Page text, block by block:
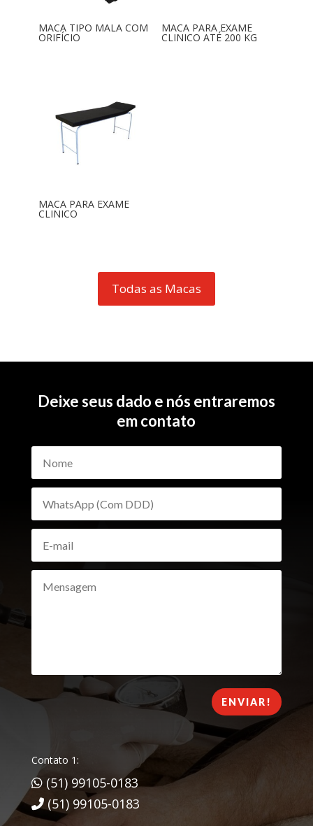
MACA TIPO MALA COM
ORIFÍCIO
MACA PARA EXAME
CLINICO ATÉ 200 KG
MACA PARA EXAME
CLINICO
Todas as Macas
Deixe seus dado e nós entraremos
em contato
ENVIAR!
Contato 1:
(51) 99105-0183
(51) 99105-0183